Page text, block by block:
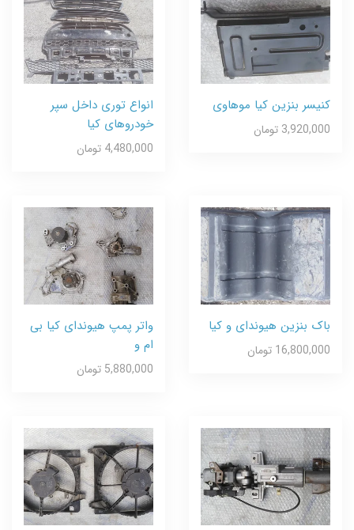
کنیسر بنزین کیا موهاوی
3,920,000 تومان
انواع توری داخل سپر
خودروهای کیا
4,480,000 تومان
باک بنزین هیوندای و کیا
16,800,000 تومان
واتر پمپ هیوندای کیا بی
ام و
5,880,000 تومان